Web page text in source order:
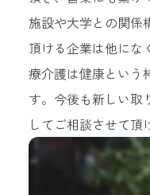
施設や大学との関係
頂ける企業は他にな
療介護は健康という
す。今後も新しい取
してご相談させて頂